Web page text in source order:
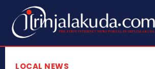
LOCAL NEWS